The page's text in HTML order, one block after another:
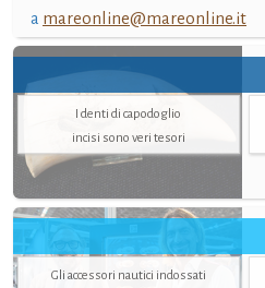
a mareonline@mareonline.it
I denti di capodoglio
incisi sono veri tesori
Gli accessori nautici indossati